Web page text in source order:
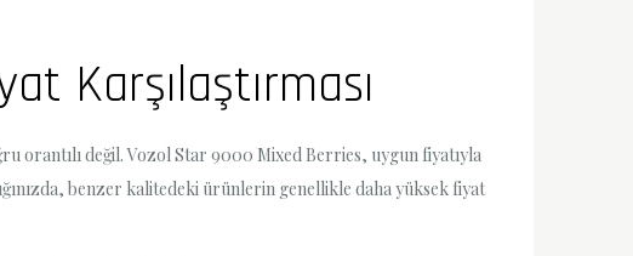
Karşılaştırması
orantılı değil. Vozol Star 9000 Mixed Berries, uygun fiyatıyla
benzer kalitedeki ürünlerin genellikle daha yüksek fiyat